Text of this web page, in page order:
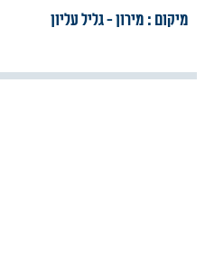
מיקום : מירון- גליל עליון